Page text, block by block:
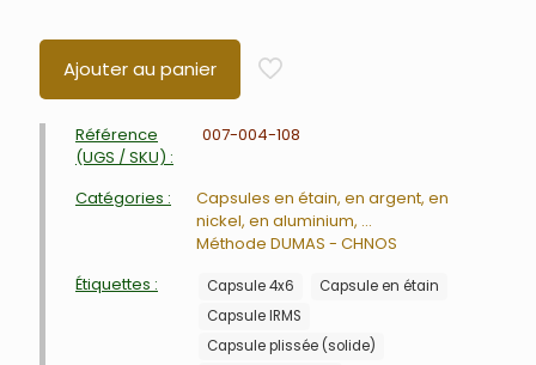
Ajouter au panier
Référence
(UGS / SKU) :
007-004-108
Catégories :
Capsules en étain, en argent, en
nickel, en aluminium, ...
Méthode DUMAS - CHNOS
Étiquettes :
Capsule 4x6
Capsule en étain
Capsule IRMS
Capsule plissée (solide)